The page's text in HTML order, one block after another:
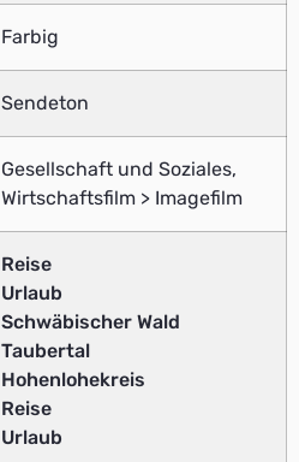
Farbig
Sendeton
Gesellschaft und Soziales,
Wirtschaftsfilm > Imagefilm
Reise
Urlaub
Schwäbischer Wald
Taubertal
Hohenlohekreis
Reise
Urlaub